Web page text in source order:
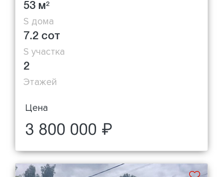
53 м2
S дома
7.2 сот
S участка
2
Этажей
Цена
3 800 000 ₽